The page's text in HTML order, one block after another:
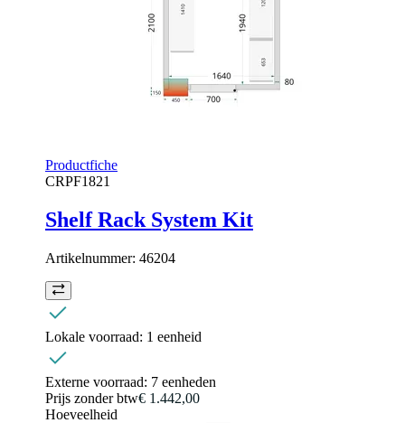
Productfiche
CRPF1821
Shelf Rack System Kit
Artikelnummer: 46204
Lokale voorraad: 1 eenheid
Externe voorraad: 7 eenheden
Prijs zonder btw€ 1.442,00
Hoeveelheid